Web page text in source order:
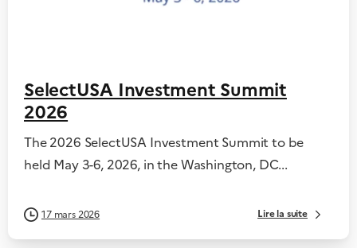
SelectUSA Investment Summit
2026
The 2026 SelectUSA Investment Summit to be
held May 3-6, 2026, in the Washington, DC...
17 mars 2026 Lire la suite